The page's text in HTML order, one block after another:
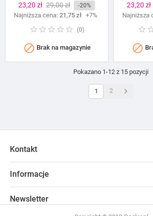
Cena
23,20 zł Cena
podstawowa
29,00 zł -20%
Najniższa cena: 21,75 zł +7%
(0)
 Brak na magazynie
Cena
23,20 zł
Najniższa

Pokazano 1-12 z 15 pozycji
1 2 
Kontakt
Informacje
Newsletter